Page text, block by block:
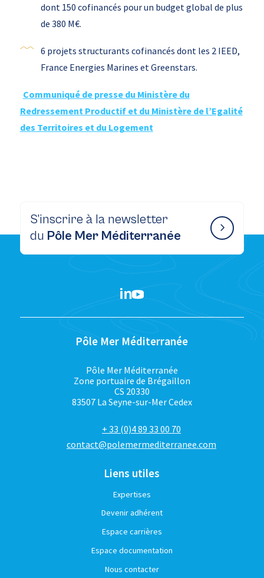
dont 150 cofinancés pour un budget global de plus
de 380 M€.
6 projets structurants cofinancés dont les 2 IEED,
France Energies Marines et Greenstars.
Communiqué de presse du Ministère du
Redressement Productif et du Ministère de l’Egalité
des Territoires et du Logement
S’inscrire à la newsletter
du Pôle Mer Méditerranée
Pôle Mer Méditerranée
Pôle Mer Méditerranée
Zone portuaire de Brégaillon
CS 20330
83507 La Seyne-sur-Mer Cedex
+ 33 (0)4 89 33 00 70
contact@polemermediterranee.com
Liens utiles
Expertises
Devenir adhérent
Espace carrières
Espace documentation
Nous contacter